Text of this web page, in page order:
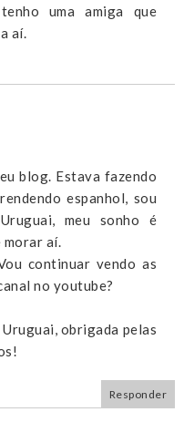
uma amiga que
aí.
blog. Estava fazendo
espanhol, sou
meu sonho é
morar aí.
continuar vendo as
no youtube?
obrigada pelas
Responder